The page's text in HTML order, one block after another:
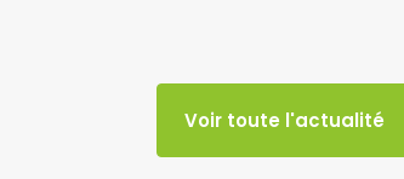
Voir toute l'actualité